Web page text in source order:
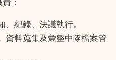
：
、紀錄、決議執行。
資料蒐集及彙整中隊檔案管